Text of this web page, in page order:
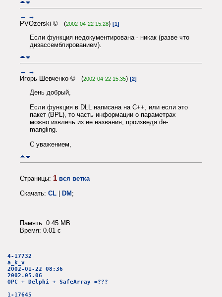
← →
PVOzerski © (2002-04-22 15:28) [1]
Если функция недокументирована - никак (разве что
дизассемблированием).
← →
Игорь Шевченко © (2002-04-22 15:35) [2]
День добрый,
Если функция в DLL написана на C++, или если это
пакет (BPL), то часть информации о параметрах
можно извлечь из ее названия, произведя de-
mangling.
С уважением,
Страницы: 1 вся ветка
Скачать: CL | DM;
Память: 0.45 MB
Время: 0.01 c
4-17732
a_k_v
2002-01-22 08:36
2002.05.06
OPC + Delphi + SafeArray =???
1-17645